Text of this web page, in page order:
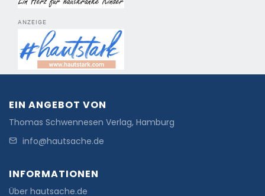
ANZEIGE
EIN ANGEBOT VON
Thomas Schwennesen Verlag, Hamburg
info@hautsache.de
INFORMATIONEN
Über hautsache.de